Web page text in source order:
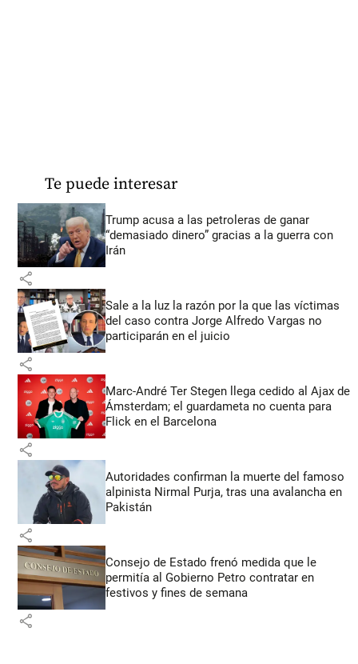
Te puede interesar
Trump acusa a las petroleras de ganar
“demasiado dinero” gracias a la guerra con
Irán
share
Sale a la luz la razón por la que las víctimas
del caso contra Jorge Alfredo Vargas no
participarán en el juicio
share
Marc-André Ter Stegen llega cedido al Ajax de
Ámsterdam; el guardameta no cuenta para
Flick en el Barcelona
share
Autoridades confirman la muerte del famoso
alpinista Nirmal Purja, tras una avalancha en
Pakistán
share
Consejo de Estado frenó medida que le
permitía al Gobierno Petro contratar en
festivos y fines de semana
share